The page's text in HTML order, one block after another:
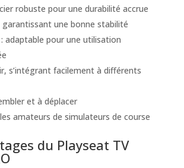
robuste pour une durabilité accrue
garantissant une bonne stabilité
adaptable pour une utilisation
s’intégrant facilement à différents
et à déplacer
amateurs de simulateurs de course
du Playseat TV